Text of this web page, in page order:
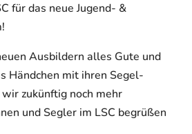
für das neue Jugend- &
Ausbildern alles Gute und
Händchen mit ihren Segel-
zukünftig noch mehr
und Segler im LSC begrüßen